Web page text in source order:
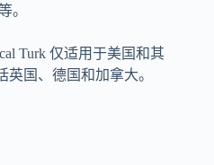
。
Turk 仅适用于美国和其
英国、德国和加拿大。